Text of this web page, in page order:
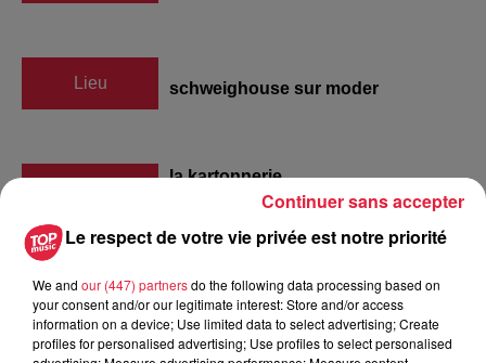
Lieu schweighouse sur moder
la kartonnerie
0388725970
kartonnerie@mairie-schweighouse.fr
Tarif Gratuit
Le respect de votre vie privée est notre priorité
We and our (447) partnersdo the following data processing based on
your consent and/or our legitimate interest: Store and/or access
information on a device; Use limited data to select advertising; Create
profiles for personalised advertising; Use profiles to select personalised
Continuer sans accepter